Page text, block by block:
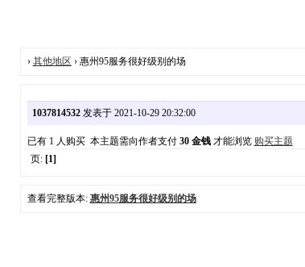
› 其他地区 › 惠州95服务很好级别的场
1037814532发表于 2021-10-29 20:32:00
已有 1 人购买 本主题需向作者支付 30 金钱才能浏览 购买主题
页: [1]
查看完整版本: 惠州95服务很好级别的场